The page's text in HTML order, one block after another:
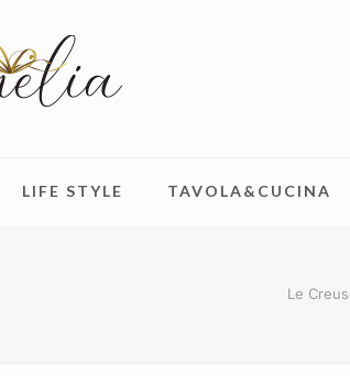
LIFE STYLE TAVOLA&CUCINA
Le